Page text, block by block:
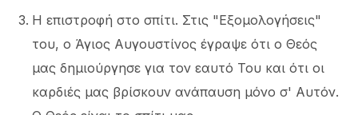
Η επιστροφή στο σπίτι. Στις "Εξομολογήσεις"
του, ο Άγιος Αυγουστίνος έγραψε ότι ο Θεός
μας δημιούργησε για τον εαυτό Του και ότι οι
καρδιές μας βρίσκουν ανάπαυση μόνο σ' Αυτόν.